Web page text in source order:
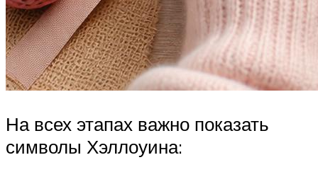
На всех этапах важно показать
символы Хэллоуина: